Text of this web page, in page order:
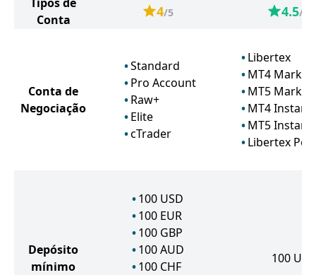
Conta
4/5 4.5/5
Conta de
Negociação
Standard
Pro Account
Raw+
Elite
cTrader
Libertex
MT4 Market
MT5 Market
MT4 Instant
MT5 Instant
Libertex
Depósito
mínimo
100 USD
100 EUR
100 GBP
100 AUD
100 CHF
100 USD